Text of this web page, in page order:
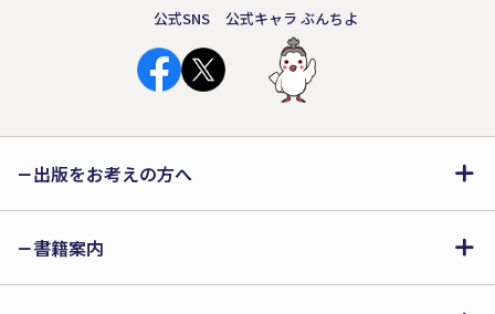
公式SNS 公式キャラ ぶんちよ
出版をお考えの方へ
書籍案内